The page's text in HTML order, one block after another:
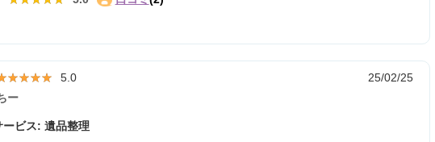
5.0
25/02/25
ー
ービス: 遺品整理